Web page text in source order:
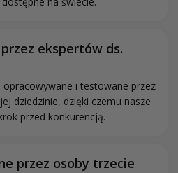
ekspertów ds.
opracowywane i testowane przez
dziedzinie, dzięki czemu nasze
przed konkurencją.
przez osoby trzecie